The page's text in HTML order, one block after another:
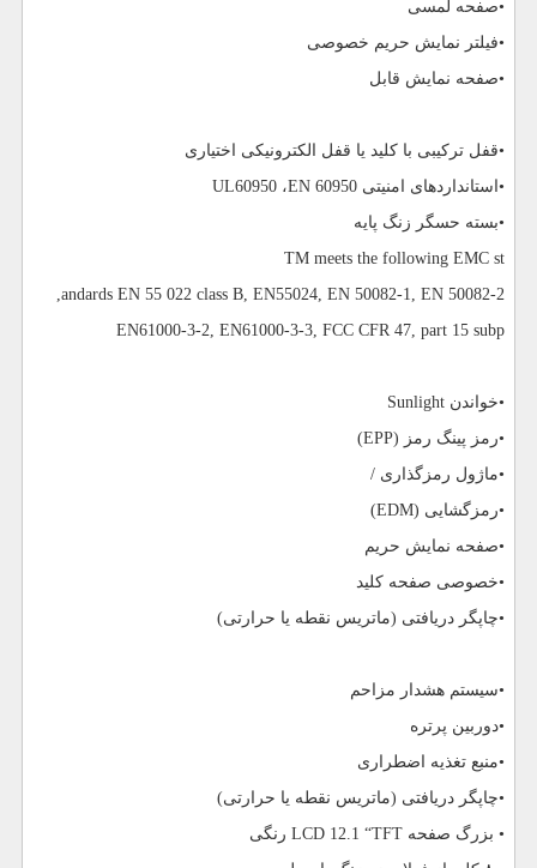
•صفحه لمسی
•فیلتر نمایش حریم خصوصی
•صفحه نمایش قابل
•قفل ترکیبی با کلید یا قفل الکترونیکی اختیاری
•استانداردهای امنیتی EN 60950، UL60950
•بسته حسگر زنگ پایه
TM meets the following EMC st
andards EN 55 022 class B, EN55024, EN 50082-1, EN 50082-2
EN61000-3-2, EN61000-3-3, FCC CFR 47, part 15 subp
•خواندن Sunlight
•رمز پینگ رمز (EPP
)
•ماژول رمزگذاری /
•رمزگشایی (EDM
)
•صفحه نمایش حریم
•خصوصی صفحه کلید
•چاپگر دریافتی (ماتریس نقطه یا حرارتی)
•سیستم هشدار مزاحم
•دوربین پرتره
•منبع تغذیه اضطراری
•چاپگر دریافتی (ماتریس نقطه یا حرارتی)
• بزرگ صفحه LCD 12.1 “TFT رنگی